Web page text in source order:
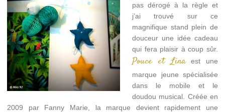
pas dérogé à la règle et
j’ai trouvé sur ce
magnifique stand plein de
douceur une idée cadeau
qui fera plaisir à coup sûr.
Pouce et Linaest une
marque jeune spécialisée
dans le mobile et le
doudou musical. Créée en
2009 par Fanny Marie, la marque devient rapidement une